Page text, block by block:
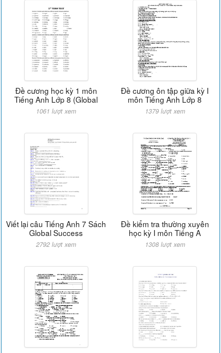
Đề cương học kỳ 1 môn
Tiếng Anh Lớp 8 (Global
1061 lượt xem
Đề cương ôn tập giữa kỳ I
môn Tiếng Anh Lớp 8
1379 lượt xem
Viết lại câu Tiếng Anh 7 Sách
Global Success
2792 lượt xem
Đề kiểm tra thường xuyên
học kỳ I môn Tiếng A
1308 lượt xem